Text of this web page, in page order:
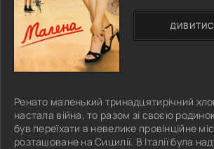
Ренато маленький тринадцятирічний
настала війна, то разом зі своєю
був переїхати в невелике провінційне
розташоване на Сицилії. В Італії була